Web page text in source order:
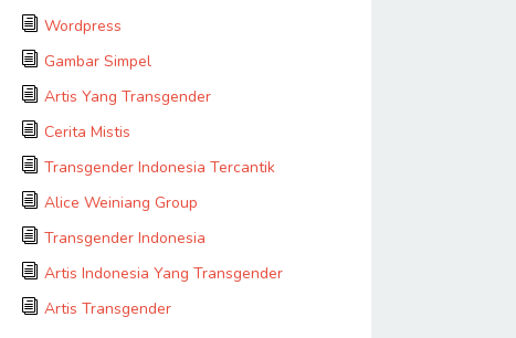
Wordpress
Gambar Simpel
Artis Yang Transgender
Cerita Mistis
Transgender Indonesia Tercantik
Alice Weiniang Group
Transgender Indonesia
Artis Indonesia Yang Transgender
Artis Transgender